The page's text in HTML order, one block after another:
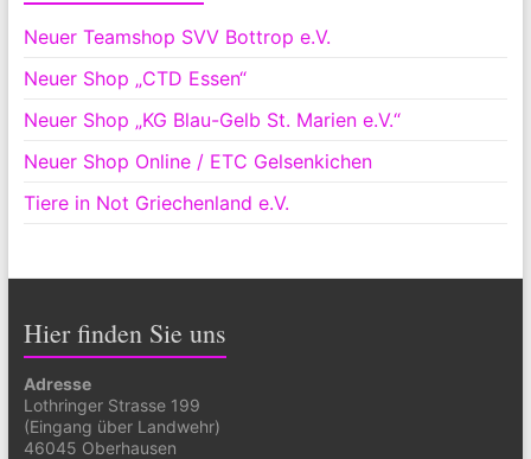
Neuer Teamshop SVV Bottrop e.V.
Neuer Shop „CTD Essen“
Neuer Shop „KG Blau-Gelb St. Marien e.V.“
Neuer Shop Online / ETC Gelsenkichen
Tiere in Not Griechenland e.V.
Hier finden Sie uns
Adresse
Lothringer Strasse 199
(Eingang über Landwehr)
46045 Oberhausen